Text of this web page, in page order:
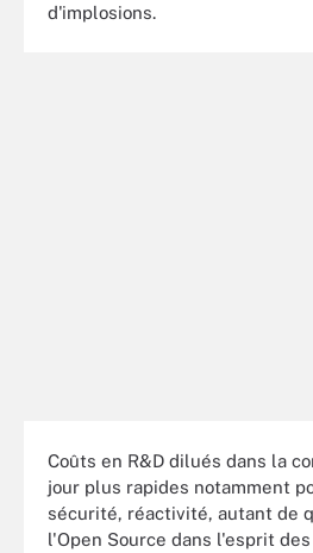
d'implosions.
Coûts en R&D dilués dans la
jour plus rapides notamment
sécurité, réactivité, autant de
l'Open Source dans l'esprit des